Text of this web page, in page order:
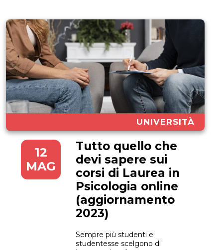
UNIVERSITÀ
12
MAG
Tutto quello che
devi sapere sui
corsi di Laurea in
Psicologia online
(aggiornamento
2023)
Sempre più studenti e
studentesse scelgono di